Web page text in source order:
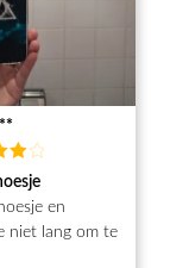
en het is prachtig!!
en
niet lang om te